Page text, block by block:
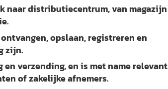
naar distributiecentrum, van magazijn
opslaan, registreren en
zijn.
verzending, en is met name relevant
of zakelijke afnemers.